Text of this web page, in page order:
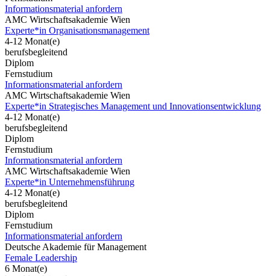
Informationsmaterial anfordern
AMC Wirtschaftsakademie Wien
Experte*in Organisationsmanagement
4-12 Monat(e)
berufsbegleitend
Diplom
Fernstudium
Informationsmaterial anfordern
AMC Wirtschaftsakademie Wien
Experte*in Strategisches Management und Innovationsentwicklung
4-12 Monat(e)
berufsbegleitend
Diplom
Fernstudium
Informationsmaterial anfordern
AMC Wirtschaftsakademie Wien
Experte*in Unternehmensführung
4-12 Monat(e)
berufsbegleitend
Diplom
Fernstudium
Informationsmaterial anfordern
Deutsche Akademie für Management
Female Leadership
6 Monat(e)